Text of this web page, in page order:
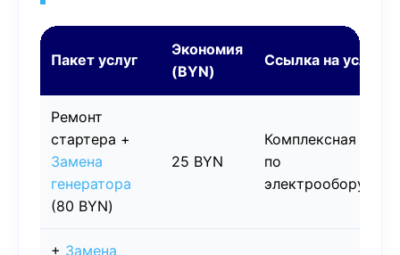
Пакет услуг
Экономия
(BYN)
Ссылка на услугу
Ремонт
стартера +
Замена
генератора
(80 BYN)
25 BYN
Комплексная
по
+ Замена